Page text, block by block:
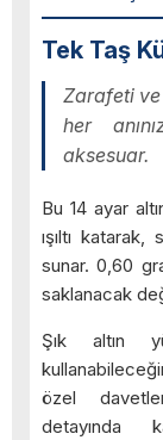
Tek Taş
Zarafeti ve
her
aksesuar.
Bu 14 ayar
ışıltı
sunar. 0,60
saklanacak
Şık altın
özel
detayında